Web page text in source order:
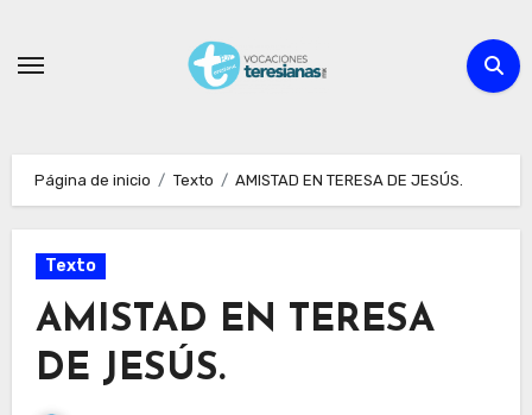
contenido
Página de inicio Texto AMISTAD EN TERESA DE JESÚS.
Texto
AMISTAD EN TERESA
DE JESÚS.